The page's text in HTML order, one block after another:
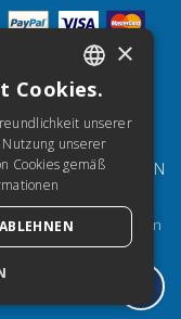
UNSERE RESSOURCEN
Torrossa für Institutionen
Torrossa Open
Library Services
ITALIAN
SPANISH
FRENCH
ENGLISH
GERMAN
×
Cookies.
unserer
unserer
Cookies gemäß
ABLEHNEN